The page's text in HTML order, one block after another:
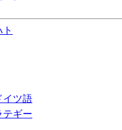
イツ語
テギー